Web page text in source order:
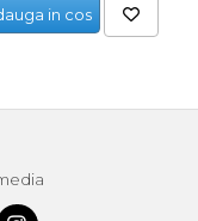
in cos